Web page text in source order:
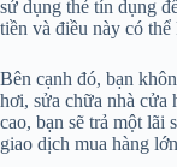
sử dụng thẻ tín dụng
tiền và điều này có
Bên cạnh đó, bạn
hơi, sửa chữa nhà
cao, bạn sẽ trả một lãi
giao dịch mua hàng